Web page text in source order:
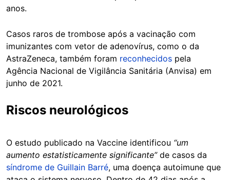
anos.
Casos raros de trombose após a vacinação com
imunizantes com vetor de adenovírus, como o da
AstraZeneca, também foram reconhecidos pela
Agência Nacional de Vigilância Sanitária (Anvisa) em
junho de 2021.
Riscos neurológicos
O estudo publicado na Vaccine identificou “um
aumento estatisticamente significante”de casos da
síndrome de Guillain Barré, uma doença autoimune que